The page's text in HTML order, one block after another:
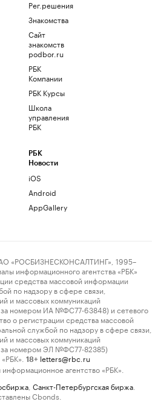
Рег.решения
Знакомства
Сайт
знакомств
podbor.ru
РБК
Компании
РБК Курсы
Школа
управления
РБК
РБК
Новости
iOS
Android
AppGallery
«РОСБИЗНЕСКОНСАЛТИНГ», 1995–
информационного агентства «РБК»
средства массовой информации
по надзору в сфере связи,
и массовых коммуникаций
за номером ИА №ФС77-63848) и сетевого
о регистрации средства массовой
службой по надзору в сфере связи,
и массовых коммуникаций
за номером ЭЛ №ФС77-82385)
18+ letters@rbc.ru
агентство «РБК».
Санкт-Петербургская биржа
Cbonds.